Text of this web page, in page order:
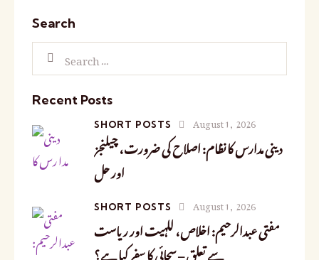
Search
Recent Posts
SHORT POSTS August 1, 2026
دینی مدارس کا نظام: اصلاح کی ضرورت، چیلنجز
اور حل
SHORT POSTS August 1, 2026
مفتی عبدالرحیم: اخلاص، للہیت اور ریاست
سے تعلق – سچائی کا سفر کیا ہے؟